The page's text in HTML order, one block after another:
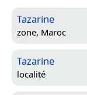
Tazarine
zone, Maroc
Tazarine
localité